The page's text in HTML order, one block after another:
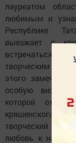
лауреатом
любимым и
Республике
выезжает с
встречаться и
творческим
этого
особую
которой
кряшенского
творческий
любовь к